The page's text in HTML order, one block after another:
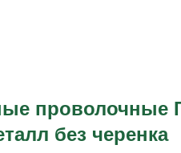
проволочные
без черенка